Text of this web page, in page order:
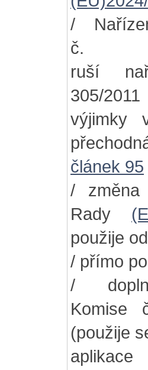
/
ruší
305/
článek 95
/ změna
Rady
použije
/ přímo
/
(použije